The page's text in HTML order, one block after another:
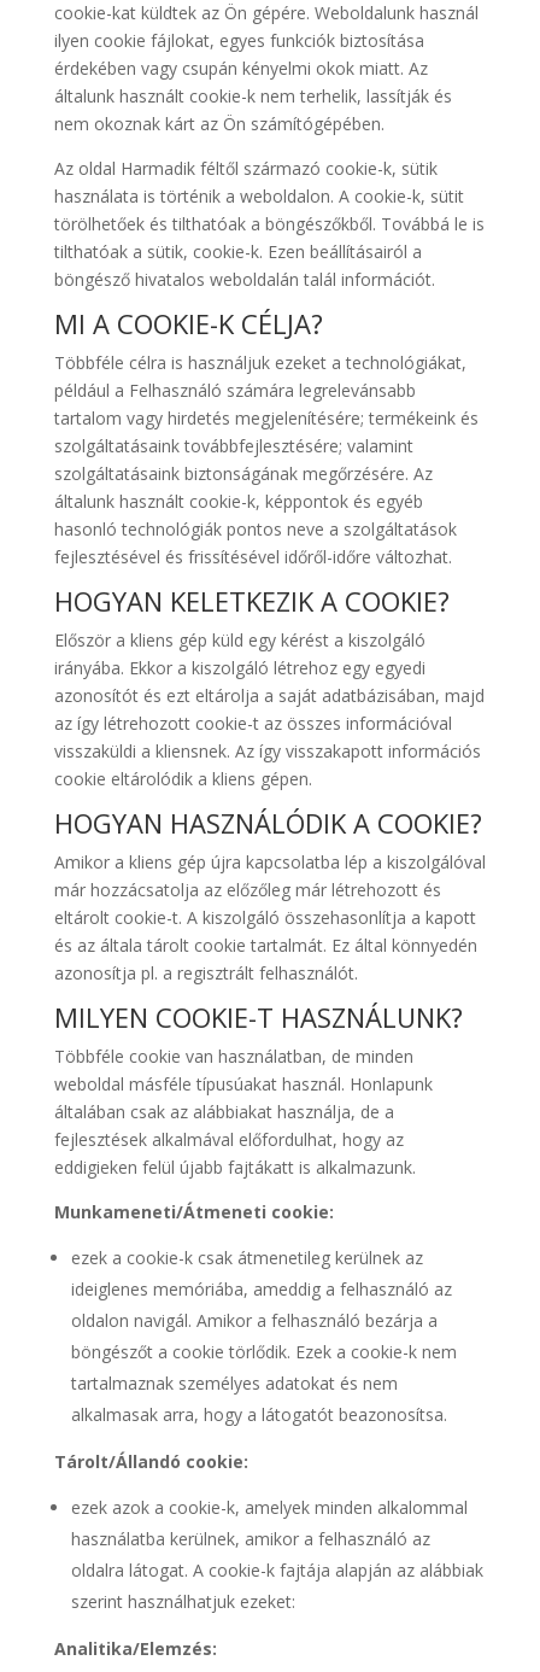
cookie-kat küldtek az Ön gépére. Weboldalunk használ
ilyen cookie fájlokat, egyes funkciók biztosítása
érdekében vagy csupán kényelmi okok miatt. Az
általunk használt cookie-k nem terhelik, lassítják és
nem okoznak kárt az Ön számítógépében.
Az oldal Harmadik féltől származó cookie-k, sütik
használata is történik a weboldalon. A cookie-k, sütit
törölhetőek és tilthatóak a böngészőkből. Továbbá le is
tilthatóak a sütik, cookie-k. Ezen beállításairól a
böngésző hivatalos weboldalán talál információt.
MI A COOKIE-K CÉLJA?
Többféle célra is használjuk ezeket a technológiákat,
például a Felhasználó számára legrelevánsabb
tartalom vagy hirdetés megjelenítésére; termékeink és
szolgáltatásaink továbbfejlesztésére; valamint
szolgáltatásaink biztonságának megőrzésére. Az
általunk használt cookie-k, képpontok és egyéb
hasonló technológiák pontos neve a szolgáltatások
fejlesztésével és frissítésével időről-időre változhat.
HOGYAN KELETKEZIK A COOKIE?
Először a kliens gép küld egy kérést a kiszolgáló
irányába. Ekkor a kiszolgáló létrehoz egy egyedi
azonosítót és ezt eltárolja a saját adatbázisában, majd
az így létrehozott cookie-t az összes információval
visszaküldi a kliensnek. Az így visszakapott információs
cookie eltárolódik a kliens gépen.
HOGYAN HASZNÁLÓDIK A COOKIE?
Amikor a kliens gép újra kapcsolatba lép a kiszolgálóval
már hozzácsatolja az előzőleg már létrehozott és
eltárolt cookie-t. A kiszolgáló összehasonlítja a kapott
és az általa tárolt cookie tartalmát. Ez által könnyedén
azonosítja pl. a regisztrált felhasználót.
MILYEN COOKIE-T HASZNÁLUNK?
Többféle cookie van használatban, de minden
weboldal másféle típusúakat használ. Honlapunk
általában csak az alábbiakat használja, de a
fejlesztések alkalmával előfordulhat, hogy az
eddigieken felül újabb fajtákatt is alkalmazunk.
Munkameneti/Átmeneti cookie:
ezek a cookie-k csak átmenetileg kerülnek az
ideiglenes memóriába, ameddig a felhasználó az
oldalon navigál. Amikor a felhasználó bezárja a
böngészőt a cookie törlődik. Ezek a cookie-k nem
tartalmaznak személyes adatokat és nem
alkalmasak arra, hogy a látogatót beazonosítsa.
Tárolt/Állandó cookie:
ezek azok a cookie-k, amelyek minden alkalommal
használatba kerülnek, amikor a felhasználó az
oldalra látogat. A cookie-k fajtája alapján az alábbiak
szerint használhatjuk ezeket:
Analitika/Elemzés: